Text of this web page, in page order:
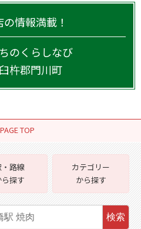
情報満載！
のくらしなび
杵郡門川町
PAGE TOP
路線
ら探す
カテゴリー
から探す
検索